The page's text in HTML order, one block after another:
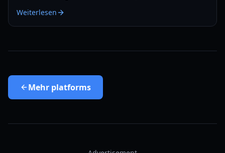
mehr über erwartete Funktionen und Überlegungen der
Entwickler.
Weiterlesen
Mehr platforms